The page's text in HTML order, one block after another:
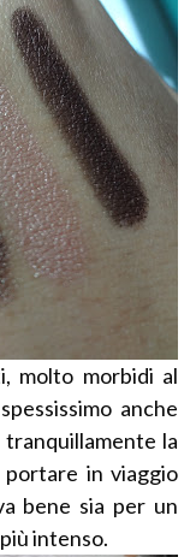
molto morbidi al
anche
la
portare in viaggio
bene sia per un
intenso.